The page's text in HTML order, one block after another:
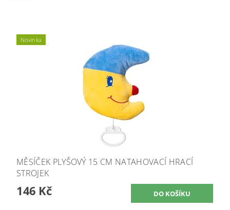
Novinka
MĚSÍČEK PLYŠOVÝ 15 CM NATAHOVACÍ HRACÍ
STROJEK
146 Kč